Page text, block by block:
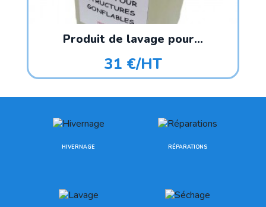
Produit de lavage pour...
31 €/HT
HIVERNAGE RÉPARATIONS